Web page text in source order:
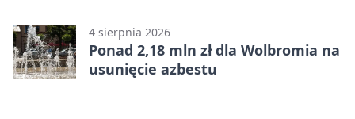
4 sierpnia 2026
Ponad 2,18 mln zł dla Wolbromia na
usunięcie azbestu